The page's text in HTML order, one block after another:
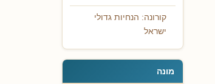
קורונה: הנחיות גדולי
ישראל
מונה